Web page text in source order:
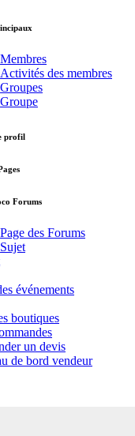
Membres
Activités des membres
Groupes
Groupe
profil
Forums
Page des Forums
Sujet
événements
boutiques
un devis
de bord vendeur